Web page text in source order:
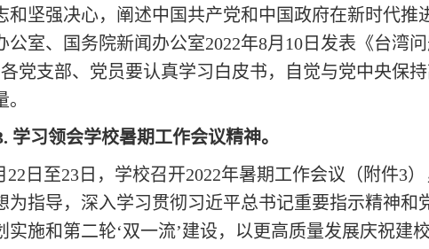
和坚强决心，阐述中国共产党和中国政府在新时代
公室、国务院新闻办公室2022年8月10日发表《台湾
党支部、党员要认真学习白皮书，自觉与党中央保
学习领会学校暑期工作会议精神。
22日至23日，学校召开2022年暑期工作会议 （附件3）
为指导，深入学习贯彻习近平总书记重要指示精神和
实施和第二轮‘双一流’建设，以更高质量发展庆祝建